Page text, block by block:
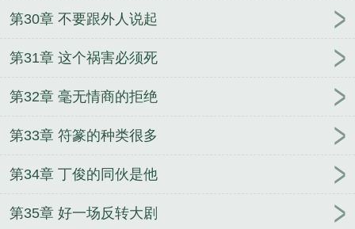
第30章 不要跟外人说起
第31章 这个祸害必须死
第32章 毫无情商的拒绝
第33章 符篆的种类很多
第34章 丁俊的同伙是他
第35章 好一场反转大剧